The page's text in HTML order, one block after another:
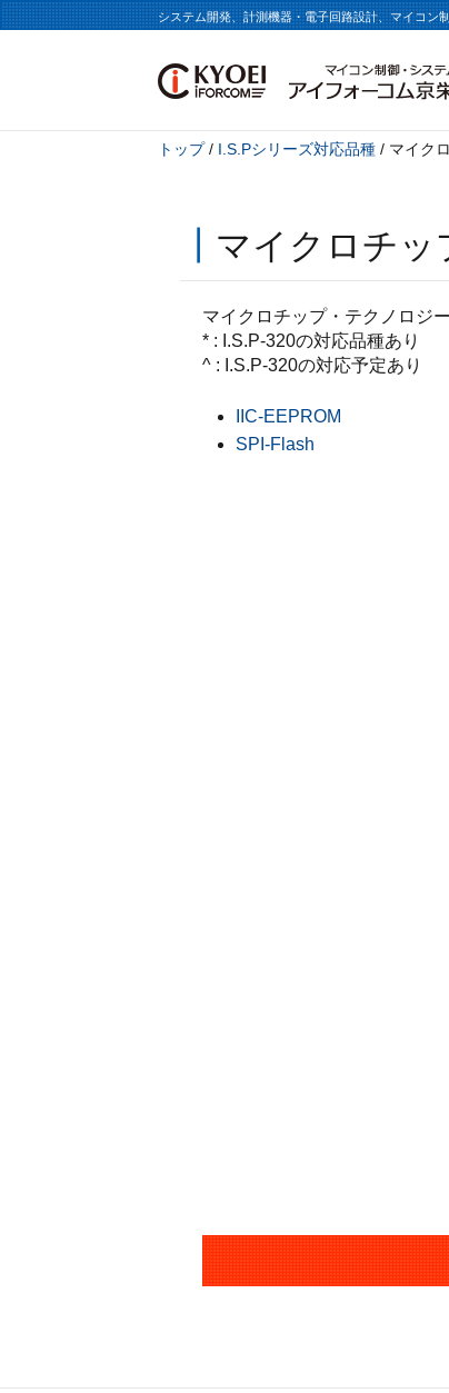
システム開発、計測機器・電子回路設計、マイコ
トップ/ I.S.Pシリーズ対応品種 / マイク
マイクロチッ
マイクロチップ・テクノロジ
* : I.S.P-320の対応品種あり
^ : I.S.P-320の対応予定あり
IIC-EEPROM
SPI-Flash